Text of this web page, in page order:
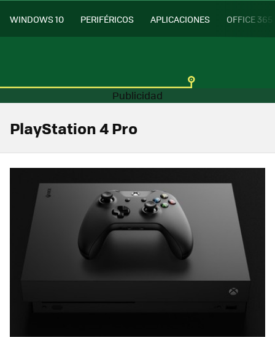
WINDOWS 10 PERIFÉRICOS APLICACIONES OFFICE 365
PlayStation 4 Pro